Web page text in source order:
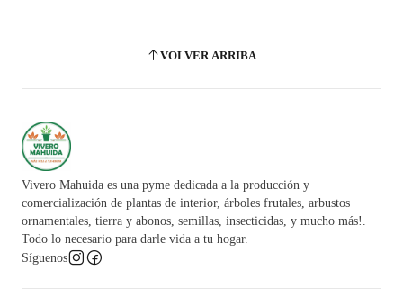
VOLVER ARRIBA
Vivero Mahuida es una pyme dedicada a la producción y
comercialización de plantas de interior, árboles frutales, arbustos
ornamentales, tierra y abonos, semillas, insecticidas, y mucho más!.
Todo lo necesario para darle vida a tu hogar.
Síguenos